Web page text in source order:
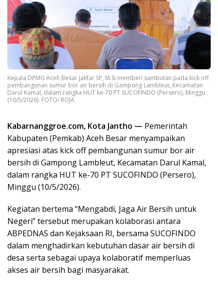
Kepala DPMG Aceh Besar Jakfar SP, M.Si memberi sambutan pada kick off
pembangunan sumur bor air bersih di Gampong Lambleut, Kecamatan
Darul Kamal, dalam rangka HUT ke-70 PT SUCOFINDO (Persero), Minggu
(10/5/2026). FOTO/ ROJA
Kabarnanggroe.com, Kota Jantho — Pemerintah
Kabupaten (Pemkab) Aceh Besar menyampaikan
apresiasi atas kick off pembangunan sumur bor air
bersih di Gampong Lambleut, Kecamatan Darul Kamal,
dalam rangka HUT ke-70 PT SUCOFINDO (Persero),
Minggu (10/5/2026).
Kegiatan bertema “Mengabdi, Jaga Air Bersih untuk
Negeri” tersebut merupakan kolaborasi antara
ABPEDNAS dan Kejaksaan RI, bersama SUCOFINDO
dalam menghadirkan kebutuhan dasar air bersih di
desa serta sebagai upaya kolaboratif memperluas
akses air bersih bagi masyarakat.